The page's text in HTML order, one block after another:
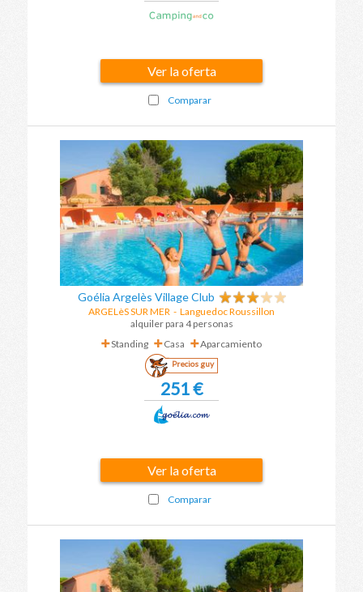
Ver la oferta
Comparar
Goélia Argelès Village Club
ARGELèS SUR MER - Languedoc Roussillon
alquiler para 4 personas
Standing
Casa Aparcamiento
Precios guy
251 €
Ver la oferta
Comparar